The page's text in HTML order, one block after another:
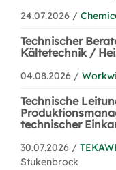
24.07.2026 /
Technischer
Kältetechnik /
04.08.2026 /
Technische
technischer
30.07.2026 /
Stukenbrock